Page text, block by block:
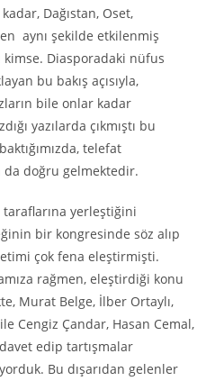
Dağıstan, Oset,
aynı şekilde etkilenmiş
kimse. Diasporadaki nüfus
bu bakış açısıyla,
bile onlar kadar
yazılarda çıkmıştı bu
telefat
doğru gelmektedir.
yerleştiğini
bir kongresinde söz alıp
çok fena eleştirmişti.
rağmen, eleştirdiği konu
Murat Belge, İlber Ortaylı,
Cengiz Çandar, Hasan Cemal,
edip tartışmalar
Bu dışarıdan gelenler